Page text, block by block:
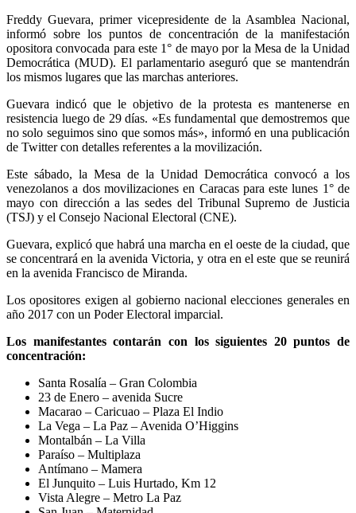
Freddy Guevara, primer vicepresidente de la Asamblea Nacional,
informó sobre los puntos de concentración de la manifestación
opositora convocada para este 1° de mayo por la Mesa de la Unidad
Democrática (MUD). El parlamentario aseguró que se mantendrán
los mismos lugares que las marchas anteriores.
Guevara indicó que le objetivo de la protesta es mantenerse en
resistencia luego de 29 días. «Es fundamental que demostremos que
no solo seguimos sino que somos más», informó en una publicación
de Twitter con detalles referentes a la movilización.
Este sábado, la Mesa de la Unidad Democrática convocó a los
venezolanos a dos movilizaciones en Caracas para este lunes 1° de
mayo con dirección a las sedes del Tribunal Supremo de Justicia
(TSJ) y el Consejo Nacional Electoral (CNE).
Guevara, explicó que habrá una marcha en el oeste de la ciudad, que
se concentrará en la avenida Victoria, y otra en el este que se reunirá
en la avenida Francisco de Miranda.
Los opositores exigen al gobierno nacional elecciones generales en
año 2017 con un Poder Electoral imparcial.
Los manifestantes contarán con los siguientes 20 puntos de
concentración:
Santa Rosalía – Gran Colombia
23 de Enero – avenida Sucre
Macarao – Caricuao – Plaza El Indio
La Vega – La Paz – Avenida O’Higgins
Montalbán – La Villa
Paraíso – Multiplaza
Antímano – Mamera
El Junquito – Luis Hurtado, Km 12
Vista Alegre – Metro La Paz